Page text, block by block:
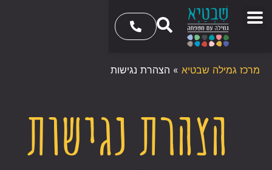
מרכז גמילה שבטיא » הצהרת נגישות
הצהרת נגישות